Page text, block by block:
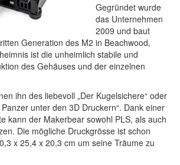
Gegründet wurde
das Unternehmen
2009 und baut
Generation des M2 in Beachwood,
ist die unheimlich stabile und
des Gehäuses und der einzelnen
ihn des liebevoll „Der Kugelsichere“ oder
unter den 3D Druckern“. Dank einer
kann der Makerbear sowohl PLS, als auch
Die mögliche Druckgrösse ist schon
x 25,4 x 20,3 cm um seine Träume zu